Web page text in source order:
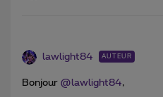
lawlight84 AUTEUR
Bonjour @lawlight84,